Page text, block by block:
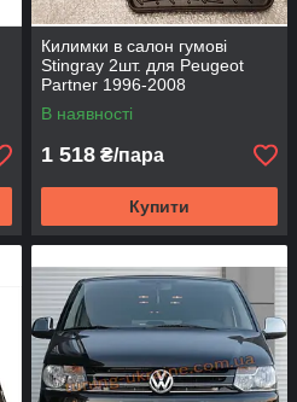
Килимки в салон гумові
Stingray 2шт. для Peugeot
Partner 1996-2008
В наявності
1 518 ₴/пара
Купити